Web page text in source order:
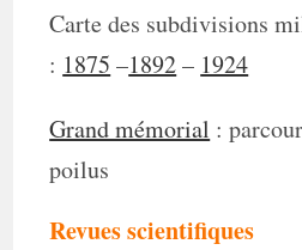
Carte des subdivisions
: 1875 –1892– 1924
Grand mémorial :
poilus
Revues scientifiques